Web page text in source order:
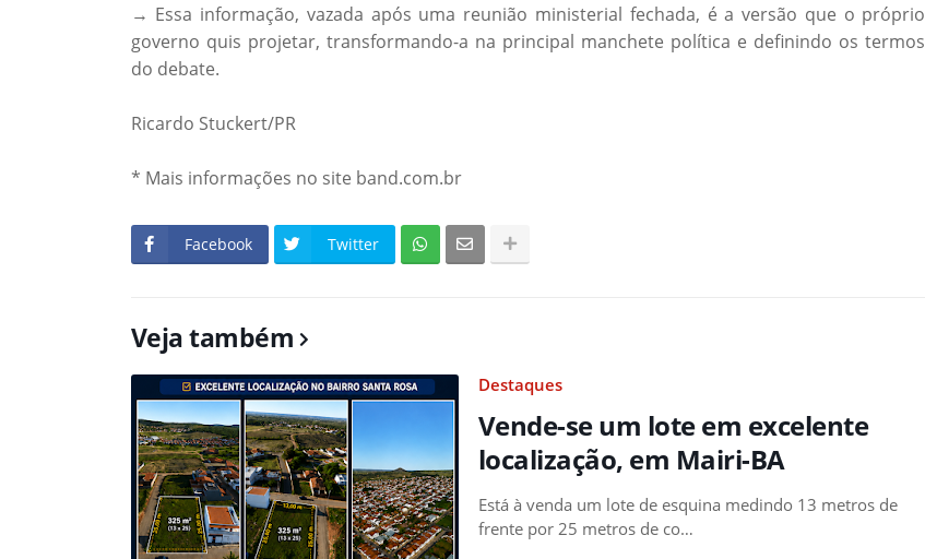
→ Essa informação, vazada após uma reunião ministerial fechada, é a versão que o próprio
governo quis projetar, transformando-a na principal manchete política e definindo os termos
do debate.
Ricardo Stuckert/PR
* Mais informações no site band.com.br
Facebook Twitter
Veja também
Destaques
Vende-se um lote em excelente
localização, em Mairi-BA
Está à venda um lote de esquina medindo 13 metros de
frente por 25 metros de co…